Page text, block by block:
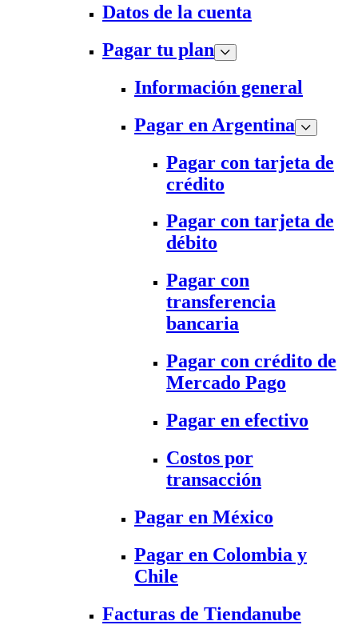
Datos de la cuenta
Pagar tu plan
Información general
Pagar en Argentina
Pagar con tarjeta de
crédito
Pagar con tarjeta de
débito
Pagar con
transferencia
bancaria
Pagar con crédito de
Mercado Pago
Pagar en efectivo
Costos por
transacción
Pagar en México
Pagar en Colombia y
Chile
Facturas de Tiendanube